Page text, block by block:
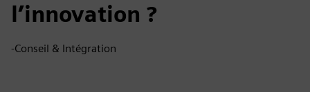
l’innovation ?
-Conseil & Intégration